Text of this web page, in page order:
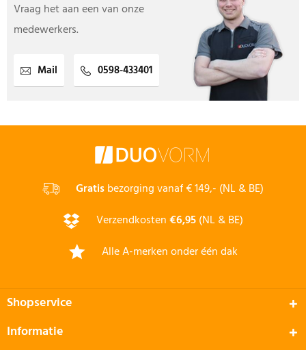
Vraag het aan een van onze
medewerkers.
Mail 0598-433401
Gratisbezorging vanaf € 149,- (NL & BE)
Verzendkosten€6,95(NL & BE)
Alle A-merken onder één dak
Shopservice
Informatie